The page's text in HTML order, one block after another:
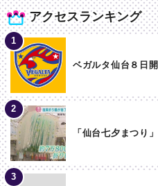
アクセスランキング
ベガルタ仙台８日
「仙台七夕まつり